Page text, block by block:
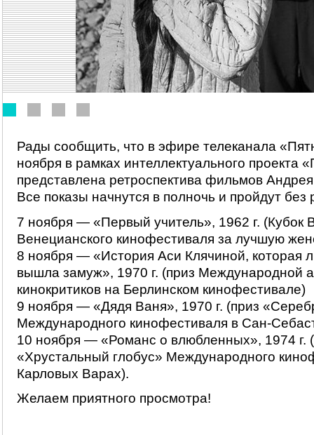
Рады сообщить, что в эфире телеканала
ноября в рамках интеллектуального проекта
представлена ретроспектива фильмов
Все показы начнутся в полночь и пройдут без
7 ноября — «Первый учитель», 1962 г. (Кубок
Венецианского кинофестиваля за лучшую
8 ноября — «История Аси Клячиной, которая
вышла замуж», 1970 г. (приз Международной
кинокритиков на Берлинском кинофестивале)
9 ноября — «Дядя Ваня», 1970 г. (приз
Международного кинофестиваля в Сан-
10 ноября — «Романс о влюбленных», 1974 г.
«Хрустальный глобус» Международного
Карловых Варах).
Желаем приятного просмотра!